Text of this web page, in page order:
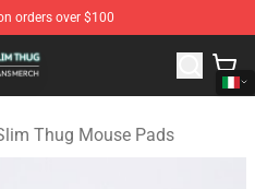
orders over $100
Slim Thug Merchandise Store
Thug Mouse Pads